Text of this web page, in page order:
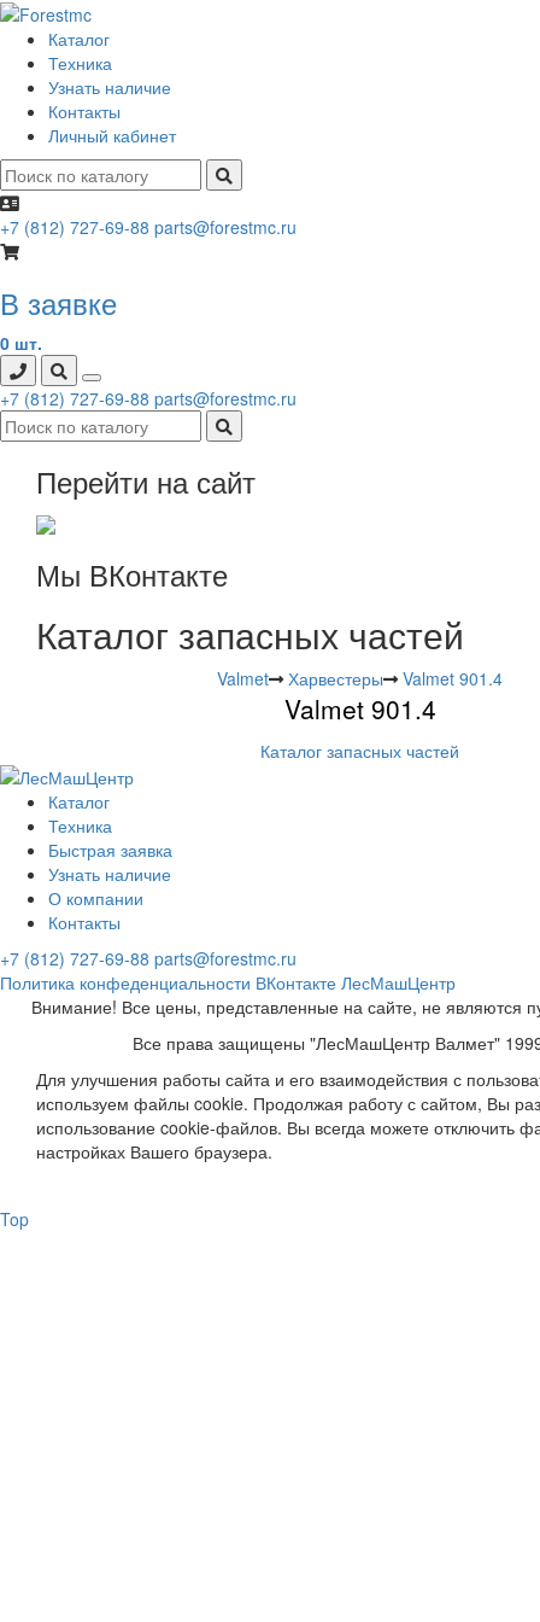
Каталог
Техника
Узнать наличие
Контакты
Личный кабинет
+7 (812) 727-69-88 parts@forestmc.ru
В заявке
0 шт.
+7 (812) 727-69-88 parts@forestmc.ru
Перейти на сайт
Мы ВКонтакте
Каталог запасных частей
Valmet Харвестеры Valmet 901.4
Valmet 901.4
Каталог запасных частей
Каталог
Техника
Быстрая заявка
Узнать наличие
О компании
Контакты
+7 (812) 727-69-88 parts@forestmc.ru
Политика конфеденциальности ВКонтакте ЛесМашЦентр
Внимание! Все цены, представленные на сайте, не являются
Все права защищены "ЛесМашЦентр Валмет"
Для улучшения работы сайта и его взаимодействия с
используем файлы cookie. Продолжая работу с сайтом, Вы
использование cookie-файлов. Вы всегда можете отключить
настройках Вашего браузера.
Top